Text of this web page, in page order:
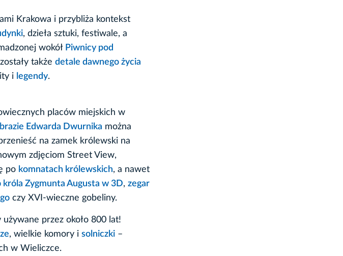
Krakowa i przybliża kontekst
, dzieła sztuki, festiwale, a
wokół Piwnicy pod
także detale dawnego życia
i legendy.
placów miejskich w
Edwarda Dwurnika można
na zamek królewski na
zdjęciom Street View,
po komnatach królewskich, a nawet
króla Zygmunta Augusta w 3D, zegar
czy XVI-wieczne gobeliny.
przez około 800 lat!
, wielkie komory i solniczki –
w Wieliczce.